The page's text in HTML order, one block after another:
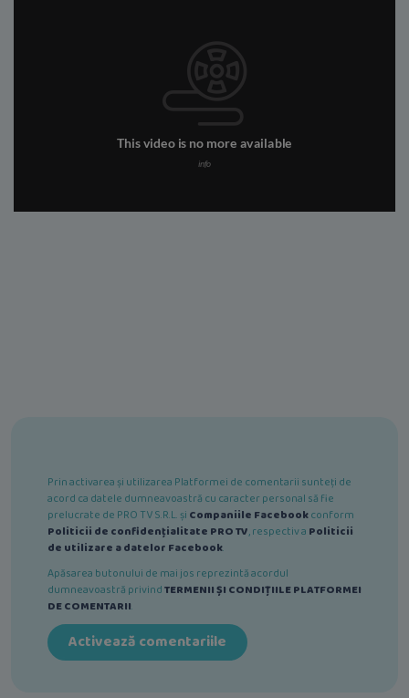
Prin activarea și utilizarea Platformei de comentarii sunteți de
acord ca datele dumneavoastră cu caracter personal să fie
prelucrate de PRO TV S.R.L. și Companiile Facebookconform
Politicii de confidențialitate PRO TV, respectiv a Politicii
de utilizare a datelor Facebook.
Apăsarea butonului de mai jos reprezintă acordul
dumneavoastră privindTERMENII ȘI CONDIȚIILE PLATFORMEI
DE COMENTARII.
Activează comentariile